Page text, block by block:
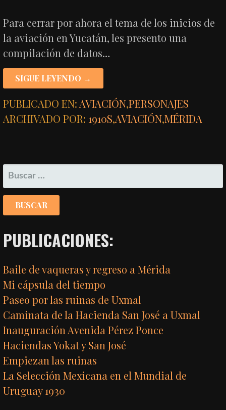
Para cerrar por ahora el tema de los inicios de
la aviación en Yucatán, les presento una
compilación de datos…
SIGUE LEYENDO →
PUBLICADO EN: AVIACIÓN,PERSONAJES
ARCHIVADO POR:1910S,AVIACIÓN,MÉRIDA
BUSCAR:
PUBLICACIONES:
Baile de vaqueras y regreso a Mérida
Mi cápsula del tiempo
Paseo por las ruinas de Uxmal
Caminata de la Hacienda San José a Uxmal
Inauguración Avenida Pérez Ponce
Haciendas Yokat y San José
Empiezan las ruinas
La Selección Mexicana en el Mundial de
Uruguay 1930